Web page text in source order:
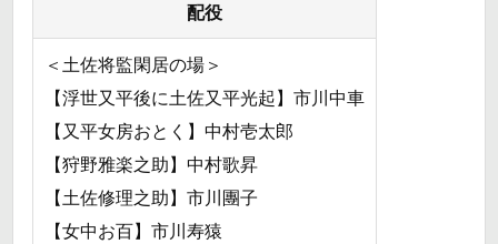
配役
＜土佐将監閑居の場＞
【浮世又平後に土佐又平光起】市川中車
【又平女房おとく】中村壱太郎
【狩野雅楽之助】中村歌昇
【土佐修理之助】市川團子
【女中お百】市川寿猿